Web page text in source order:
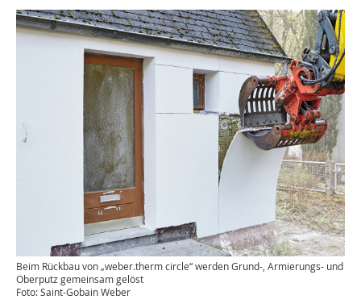
Beim Rückbau von „weber.therm circle“ werden Grund-, Armierungs- und
Oberputz gemeinsam gelöst
Foto: Saint-Gobain Weber